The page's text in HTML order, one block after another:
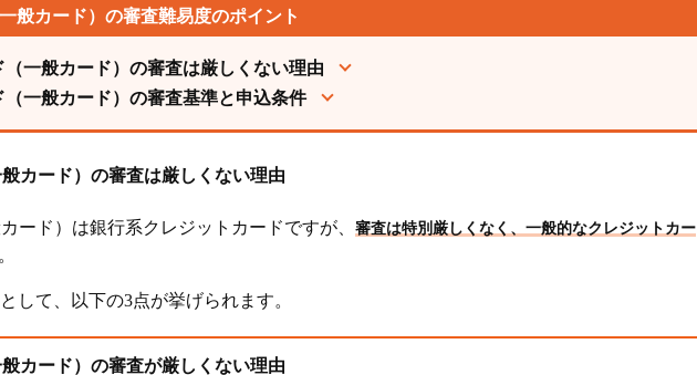
力する
に確認する
レジットカード「JP BANKカード（一般カード）」の基本情報
（一般カード）のメリット
般カード）の審査難易度のポイント
一般カード）の審査は厳しくない理由
一般カード）の審査基準と申込条件
カード）の審査は厳しくない理由
ード）は銀行系クレジットカードですが、 審査は特別厳しくなく、一般的なクレジットカー
して、以下の3点が挙げられます。
カード）の審査が厳しくない理由